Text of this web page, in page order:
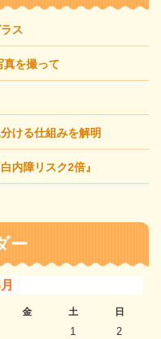
ス
を撮って
ける仕組みを解明
内障リスク2倍』
ー
金 土 日
1
2